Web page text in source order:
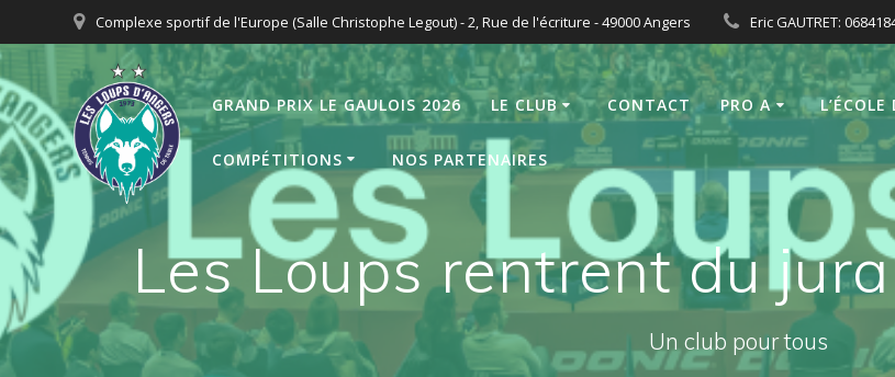
au
contenu
Complexe sportif de l'Europe (Salle Christophe Legout) - 2, Rue de l'écriture - 49000 Angers Eric GAUTRET:
GRAND PRIX LE GAULOIS 2026 LE CLUB CONTACT PRO A
COMPÉTITIONS NOS PARTENAIRES
Les Loups rentrent du
Un club pour tous